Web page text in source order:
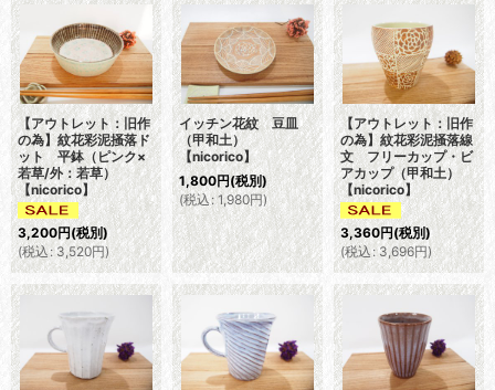
【アウトレット：旧作
の為】紋花彩泥掻落ド
ット 平鉢（ピンク×
若草/外：若草）
【nicorico】
3,200円(税別)
(税込: 3,520円)
イッチン花紋 豆皿
（甲和土）
【nicorico】
1,800円(税別)
(税込: 1,980円)
【アウトレット：旧作
の為】紋花彩泥掻落線
文 フリーカップ・ビ
アカップ（甲和土）
【nicorico】
3,360円(税別)
(税込 : 3,696円)